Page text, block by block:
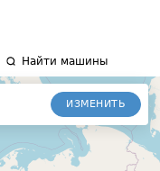
Найти машины
ИЗМЕНИТЬ